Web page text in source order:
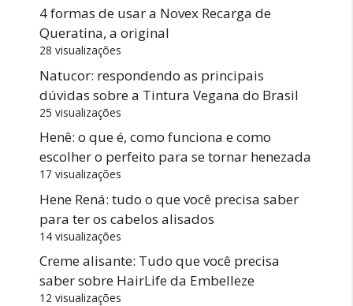
4 formas de usar a Novex Recarga de
Queratina, a original
28 visualizações
Natucor: respondendo as principais
dúvidas sobre a Tintura Vegana do Brasil
25 visualizações
Henê: o que é, como funciona e como
escolher o perfeito para se tornar henezada
17 visualizações
Hene Rená: tudo o que você precisa saber
para ter os cabelos alisados
14 visualizações
Creme alisante: Tudo que você precisa
saber sobre HairLife da Embelleze
12 visualizações